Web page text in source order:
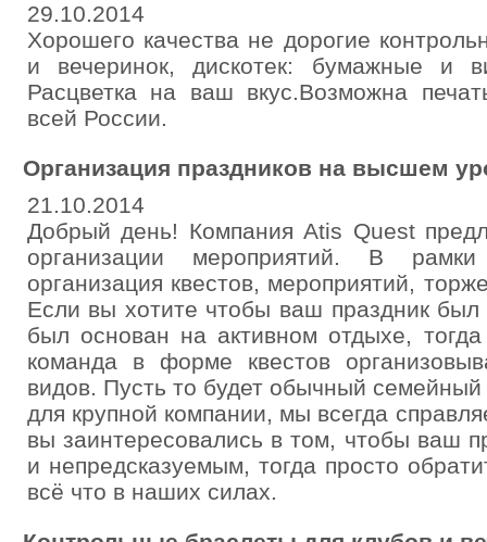
29.10.2014
Хорошего качества не дорогие
и вечеринок, дискотек: бумажные и
Расцветка на ваш вкус.Возможна
всей России.
Организация праздников на высшем
21.10.2014
Добрый день! Компания Atis Quest
организации мероприятий. В
организация квестов, мероприятий,
Если вы хотите чтобы ваш праздник
был основан на активном отдыхе,
команда в форме квестов
видов. Пусть то будет обычный семейный
для крупной компании, мы всегда
вы заинтересовались в том, чтобы ваш
и непредсказуемым, тогда просто
всё что в наших силах.